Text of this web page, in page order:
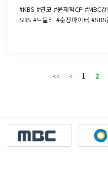
#KBS #연모 #윤재혁CP #MBC
SBS #트롤리 #순정파이터
1 2